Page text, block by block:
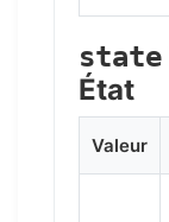
state
État
Valeur